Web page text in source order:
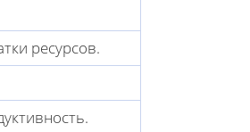
ресурсов.